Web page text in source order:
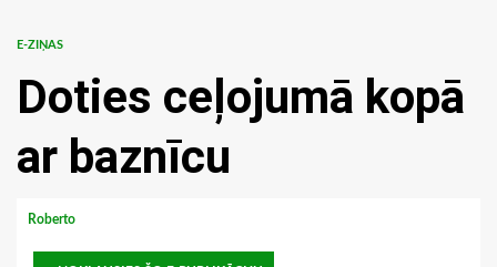
E-ZIŅAS
Doties ceļojumā kopā
ar baznīcu
Roberto